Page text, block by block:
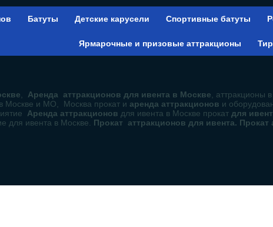
Батуты Детские карусели Спортивные батуты
Ярмарочные и призовые аттракционы Тир
Аренда аттракционов для ивента в Москве ,
в Москве и МО, Москва прокат и аренда аттракционов и
Аренда аттракционов для ивента в Москве прокат для
для ивента в Москве. Прокат аттракционов для ивента. Прокат